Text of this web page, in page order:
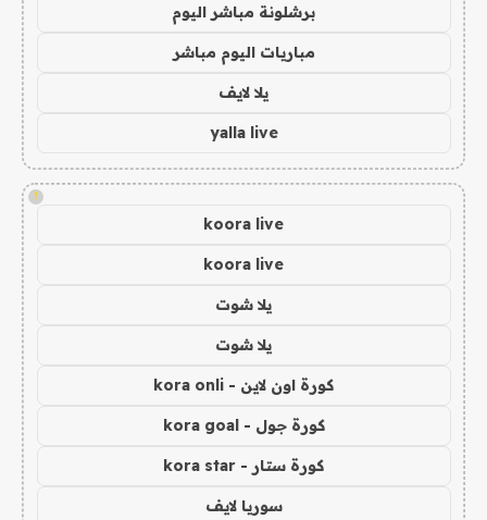
برشلونة مباشر اليوم
مباريات اليوم مباشر
يلا لايف
yalla live
!
koora live
koora live
يلا شوت
يلا شوت
كورة اون لاين - kora onli
كورة جول - kora goal
كورة ستار - kora star
سوريا لايف